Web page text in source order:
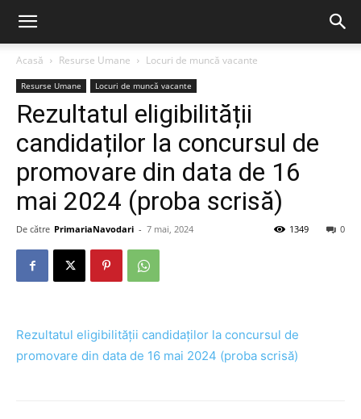
Acasă Resurse Umane Locuri de muncă vacante
Resurse Umane Locuri de muncă vacante
Rezultatul eligibilității
candidaților la concursul de
promovare din data de 16
mai 2024 (proba scrisă)
De către PrimariaNavodari - 7 mai, 2024 0
1349
Rezultatul eligibilității candidaților la concursul de
promovare din data de 16 mai 2024 (proba scrisă)